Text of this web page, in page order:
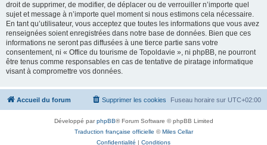
droit de supprimer, de modifier, de déplacer ou de verrouiller n’importe quel
sujet et message à n’importe quel moment si nous estimons cela nécessaire.
En tant qu’utilisateur, vous acceptez que toutes les informations que vous avez
renseignées soient enregistrées dans notre base de données. Bien que ces
informations ne seront pas diffusées à une tierce partie sans votre
consentement, ni « Office du tourisme de Topoldavie », ni phpBB, ne pourront
être tenus comme responsables en cas de tentative de piratage informatique
visant à compromettre vos données.
Accueil du forum Fuseau horaire sur UTC+02:00
Supprimer les cookies
Développé parphpBB® Forum Software © phpBB Limited
Traduction française officielle ©Miles Cellar
Confidentialité | Conditions